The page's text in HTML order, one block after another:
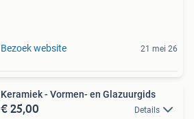
Bezoek website 21 mei 26
Keramiek - Vormen- en Glazuurgids
€ 25,00 Details